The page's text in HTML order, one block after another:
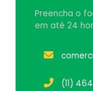
Preencha o
em até 24
(11)